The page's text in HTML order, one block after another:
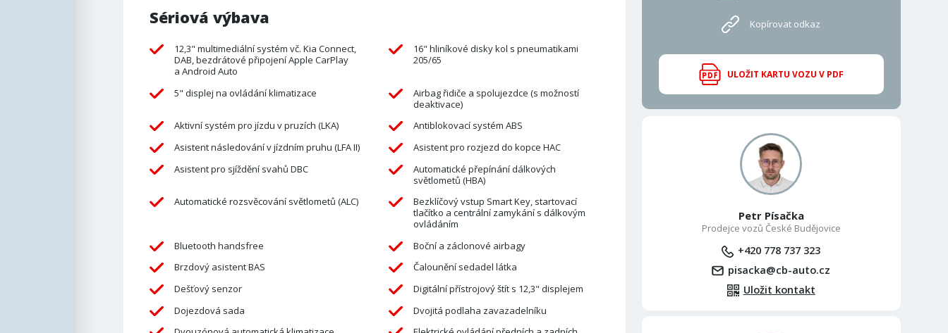
Sériová výbava
12,3" multimediální systém vč. Kia Connect,
DAB, bezdrátové připojení Apple CarPlay
a Android Auto
16" hliníkové disky kol s pneumatikami
205/65
5" displej na ovládání klimatizace
Airbag řidiče a spolujezdce (s možností
deaktivace)
Aktivní systém pro jízdu v pruzích (LKA)
Antiblokovací systém ABS
Asistent následování v jízdním pruhu (LFA II)
Asistent pro rozjezd do kopce HAC
Asistent pro sjíždění svahů DBC
Automatické přepínání dálkových
světlometů (HBA)
Automatické rozsvěcování světlometů (ALC)
Bezklíčový vstup Smart Key, startovací
tlačítko a centrální zamykání s dálkovým
ovládáním
Bluetooth handsfree
Boční a záclonové airbagy
Brzdový asistent BAS
Čalounění sedadel látka
Dešťový senzor
Digitální přístrojový štít s 12,3" displejem
Dojezdová sada
Dvojitá podlaha zavazadelníku
Kopírovat odkaz
ULOŽIT KARTU VOZU V PDF
Petr Písačka
Prodejce vozů České Budějovice
+420 778 737 323
pisacka@cb-auto.cz
Uložit kontakt